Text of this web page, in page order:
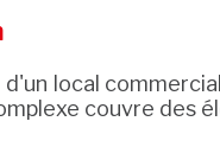
local
couvre des